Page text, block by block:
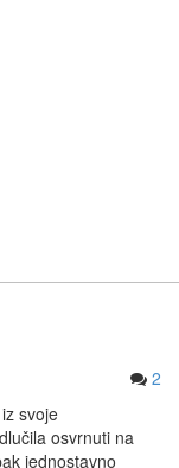
2
svoje
osvrnuti na
jednostavno